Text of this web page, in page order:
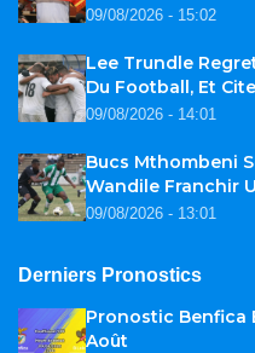
09/08/2026 - 15:02
Lee Trundle
Du Football, Et
09/08/2026 - 14:01
Bucs Mthombeni
Wandile Franchir
09/08/2026 - 13:01
Derniers Pronostics
Pronostic Benfica
Août